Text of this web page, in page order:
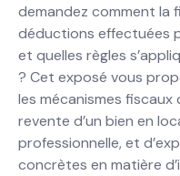
demandez comment la
déductions effectuées
et quelles règles
? Cet exposé vous
les mécanismes
revente d’un bien en
professionnelle, et
concrètes en matière